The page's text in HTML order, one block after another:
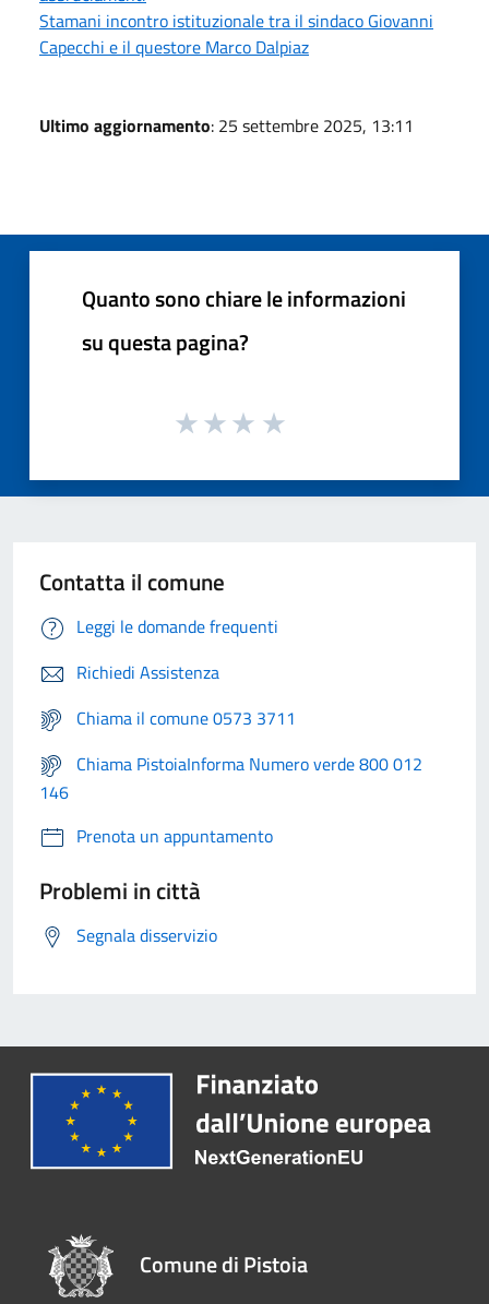
Stamani incontro istituzionale tra il sindaco Giovanni
Capecchi e il questore Marco Dalpiaz
Ultimo aggiornamento: 25 settembre 2025, 13:11
Quanto sono chiare le informazioni
su questa pagina?
Contatta il comune
Leggi le domande frequenti
Richiedi Assistenza
Chiama il comune 0573 3711
Chiama PistoiaInforma Numero verde 800 012
146
Prenota un appuntamento
Problemi in città
Segnala disservizio
Comune di Pistoia